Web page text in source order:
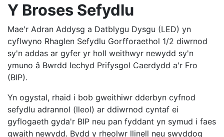
Y Broses Sefydlu
Mae'r Adran Addysg a Datblygu Dysgu (LED) yn
cyflwyno Rhaglen Sefydlu Gorfforaethol 1/2 diwrnod
sy'n addas ar gyfer yr holl weithwyr newydd sy'n
ymuno â Bwrdd Iechyd Prifysgol Caerdydd a'r Fro
(BIP).
Yn ogystal, rhaid i bob gweithiwr dderbyn cyfnod
sefydlu adrannol (lleol) ar ddiwrnod cyntaf ei
gyflogaeth gyda'r BIP neu pan fyddant yn symud i faes
gwaith newydd. Bydd y rheolwr llinell neu swyddog